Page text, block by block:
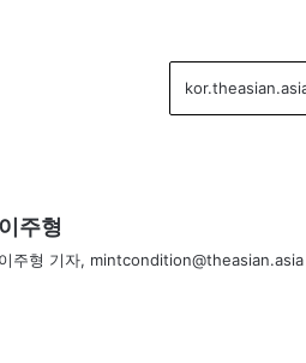
이주형
이주형 기자, mintcondition@theasian.asia